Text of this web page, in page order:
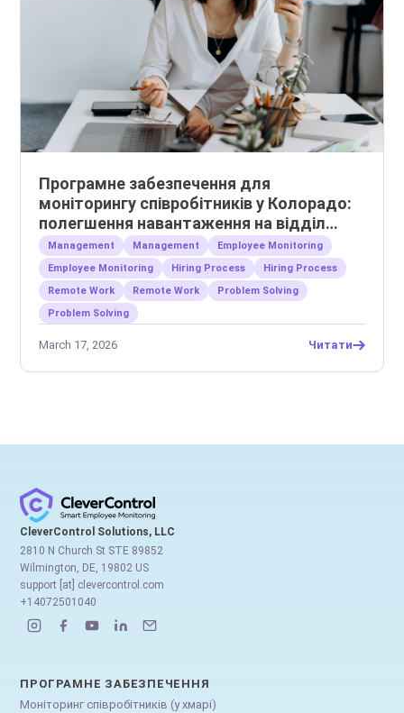
Програмне забезпечення для
моніторингу співробітників у Колорадо:
полегшення навантаження на відділ
кадрів та управління віддаленими
командами
Management Management
Employee Monitoring
Employee Monitoring
Hiring Process
Hiring Process
Remote Work
Remote Work
Problem Solving
Problem Solving
March 17, 2026 Читати
CleverControl Solutions, LLC
2810 N Church St STE 89852
Wilmington, DE, 19802 US
support [at] clevercontrol.com
+14072501040
ПРОГРАМНЕ ЗАБЕЗПЕЧЕННЯ
Моніторинг співробітників (у хмарі)